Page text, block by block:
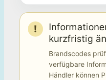
!
kurzfristig
Brandscodes
verfügbare
Händler können